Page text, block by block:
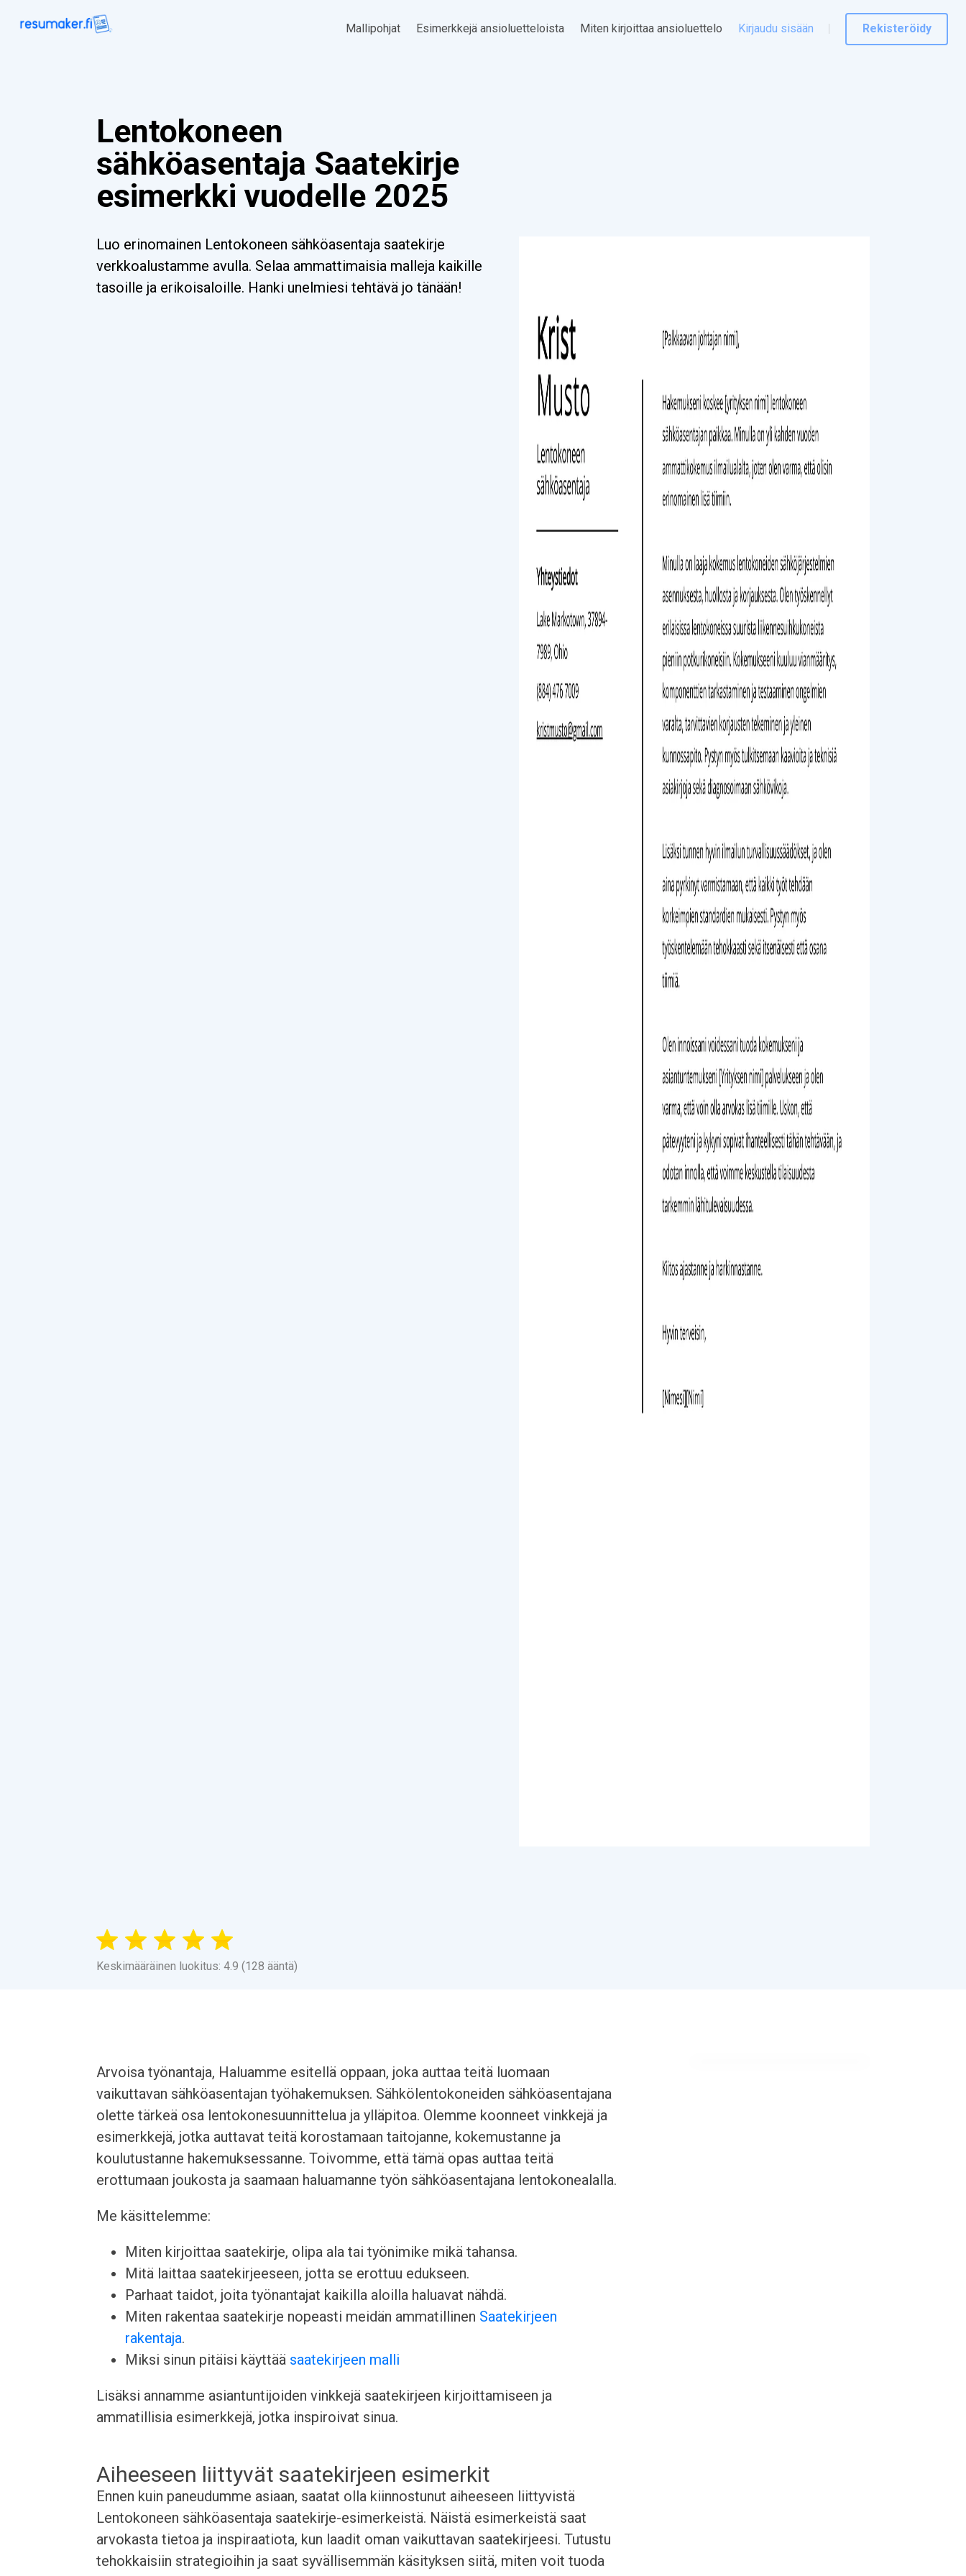
Mallipohjat Esimerkkejä ansioluetteloista Miten kirjoittaa ansioluettelo Kirjaudu sisään Rekisteröidy
Lentokoneen
sähköasentaja Saatekirje
esimerkki vuodelle 2025
Luo erinomainen Lentokoneen sähköasentaja saatekirje
verkkoalustamme avulla. Selaa ammattimaisia malleja kaikille
tasoille ja erikoisaloille. Hanki unelmiesi tehtävä jo tänään!
Keskimääräinen luokitus: 4.9 (128 ääntä)
Arvoisa työnantaja, Haluamme esitellä oppaan, joka auttaa teitä luomaan
vaikuttavan sähköasentajan työhakemuksen. Sähkölentokoneiden sähköasentajana
olette tärkeä osa lentokonesuunnittelua ja ylläpitoa. Olemme koonneet vinkkejä ja
esimerkkejä, jotka auttavat teitä korostamaan taitojanne, kokemustanne ja
koulutustanne hakemuksessanne. Toivomme, että tämä opas auttaa teitä
erottumaan joukosta ja saamaan haluamanne työn sähköasentajana lentokonealalla.
Me käsittelemme:
Miten kirjoittaa saatekirje, olipa ala tai työnimike mikä tahansa.
Mitä laittaa saatekirjeeseen, jotta se erottuu edukseen.
Parhaat taidot, joita työnantajat kaikilla aloilla haluavat nähdä.
Miten rakentaa saatekirje nopeasti meidän ammatillinen Saatekirjeen
rakentaja.
Miksi sinun pitäisi käyttää saatekirjeen malli
Lisäksi annamme asiantuntijoiden vinkkejä saatekirjeen kirjoittamiseen ja
ammatillisia esimerkkejä, jotka inspiroivat sinua.
Aiheeseen liittyvät saatekirjeen esimerkit
Ennen kuin paneudumme asiaan, saatat olla kiinnostunut aiheeseen liittyvistä
Lentokoneen sähköasentaja saatekirje-esimerkeistä. Näistä esimerkeistä saat
arvokasta tietoa ja inspiraatiota, kun laadit oman vaikuttavan saatekirjeesi. Tutustu
tehokkaisiin strategioihin ja saat syvällisemmän käsityksen siitä, miten voit tuoda